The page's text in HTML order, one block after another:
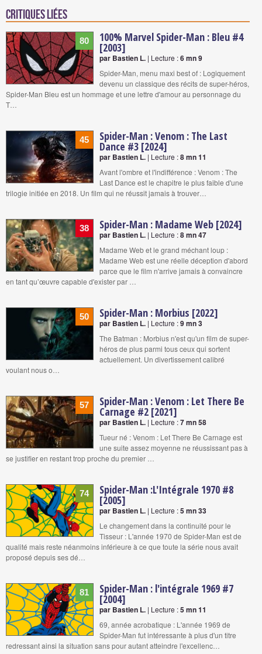
Critiques liées
80 100% Marvel Spider-Man : Bleu #4
[2003]
par Bastien L. | Lecture :6 mn 9
Spider-Man, menu maxi best of : Logiquement
devenu un classique des récits de super-héros,
Spider-Man Bleu est un hommage et une lettre d'amour au personnage du
T…
45 Spider-Man : Venom : The Last
Dance #3 [2024]
par Bastien L. | Lecture :8 mn 11
Avant l'ombre et l'indifférence : Venom : The
Last Dance est le chapitre le plus faible d'une
trilogie initiée en 2018. Un film qui ne réussit jamais à trouver…
38 Spider-Man : Madame Web [2024]
par Bastien L. | Lecture :8 mn 47
Madame Web et le grand méchant loup :
Madame Web est une réelle déception d'abord
parce que le film n'arrive jamais à convaincre
en tant qu’œuvre capable d'exister par …
50 Spider-Man : Morbius [2022]
par Bastien L. | Lecture :9 mn 3
The Batman : Morbius n'est qu'un film de super-
héros de plus parmi tous ceux qui sortent
actuellement. Un divertissement calibré
voulant nous o…
57 Spider-Man : Venom : Let There Be
Carnage #2 [2021]
par Bastien L. | Lecture :7 mn 58
Tueur né : Venom : Let There Be Carnage est
une suite assez moyenne ne réussissant pas à
se justifier en restant trop proche du premier …
74 Spider-Man :L'Intégrale 1970 #8
[2005]
par Bastien L. | Lecture :5 mn 33
Le changement dans la continuité pour le
Tisseur : L'année 1970 de Spider-Man est de
qualité mais reste néanmoins inférieure à ce que toute la série nous avait
proposé depuis ses dé…
81 Spider-Man : l'intégrale 1969 #7
[2004]
par Bastien L. | Lecture :5 mn 11
69, année acrobatique : L'année 1969 de
Spider-Man fut intéressante à plus d'un titre
redressant ainsi la situation sans pour autant atteindre l'excellenc…